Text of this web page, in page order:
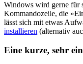
Windows wird gerne für
Kommandozeile, die
lässt sich mit etwas
installieren (alternativ
Eine kurze, sehr